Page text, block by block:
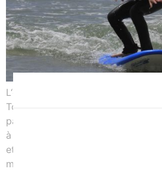
L‘école de Surf de Bretagne
Torche il y a 21 ans. Une
paysage breton jugé par
à la pratique du surf. Un climat,
et des courants peu bienveillants,
maudits rendaient en effet le